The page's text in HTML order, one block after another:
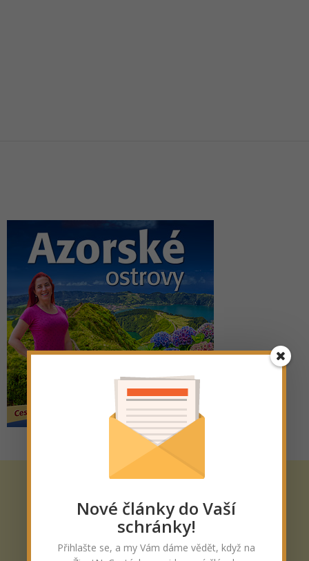
Nové články do Vaší
schránky!
Přihlašte se, a my Vám dáme vědět, když na